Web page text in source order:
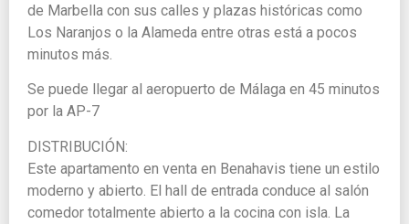
de Marbella con sus calles y plazas históricas como
Los Naranjos o la Alameda entre otras está a pocos
minutos más.
Se puede llegar al aeropuerto de Málaga en 45 minutos
por la AP-7
DISTRIBUCIÓN:
Este apartamento en venta en Benahavis tiene un estilo
moderno y abierto. El hall de entrada conduce al salón
comedor totalmente abierto a la cocina con isla. La